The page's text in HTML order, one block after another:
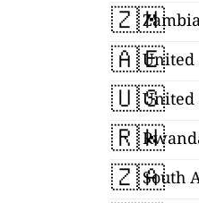
🇿🇲
🇦🇪
🇺🇸United
🇷🇼
🇿🇦South